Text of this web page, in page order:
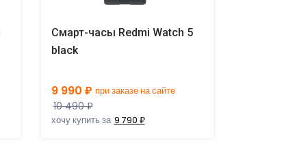
Смарт-часы Redmi Watch 5
black
9 990 ₽ при заказе на сайте
10 490 ₽
хочу купить за 9 790 ₽